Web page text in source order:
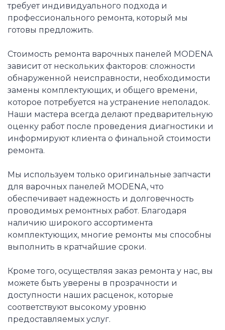
требует индивидуального подхода и
профессионального ремонта, который мы
готовы предложить.
Стоимость ремонта варочных панелей MODENA
зависит от нескольких факторов: сложности
обнаруженной неисправности, необходимости
замены комплектующих, и общего времени,
которое потребуется на устранение неполадок.
Наши мастера всегда делают предварительную
оценку работ после проведения диагностики и
информируют клиента о финальной стоимости
ремонта.
Мы используем только оригинальные запчасти
для варочных панелей MODENA, что
обеспечивает надежность и долговечность
проводимых ремонтных работ. Благодаря
наличию широкого ассортимента
комплектующих, многие ремонты мы способны
выполнить в кратчайшие сроки.
Кроме того, осуществляя заказ ремонта у нас, вы
можете быть уверены в прозрачности и
доступности наших расценок, которые
соответствуют высокому уровню
предоставляемых услуг.